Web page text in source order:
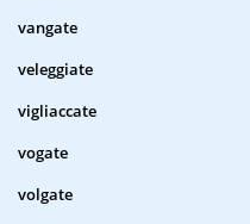
vangate
veleggiate
vigliaccate
vogate
volgate